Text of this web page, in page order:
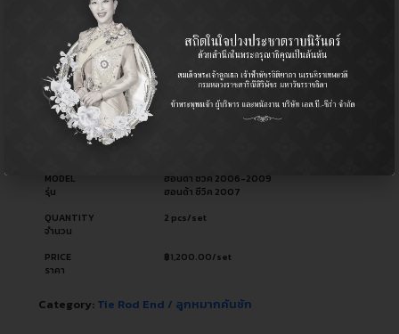
รหัสสินค้า ซีร่า
CE-6381L
OEM NO.
รหัสอะไหล่ผู้ผลิต
53540-SNA-A02
53560-SNA-A02
PART TYPE
ประเภทอะไหล่
Tie Rod End / ลูกหมากคันชัก
USED FOR
MODEL
รุ่น
ฮอนด้า ซีวิค 2006-2009
ฮอนด้า ซีวิค 2007
QUANTITY
จำนวน
2 pcs/set
PRICE
ราคา
฿1,200.00/set
Category: Tie Rod End / ลูกหมากคันชัก